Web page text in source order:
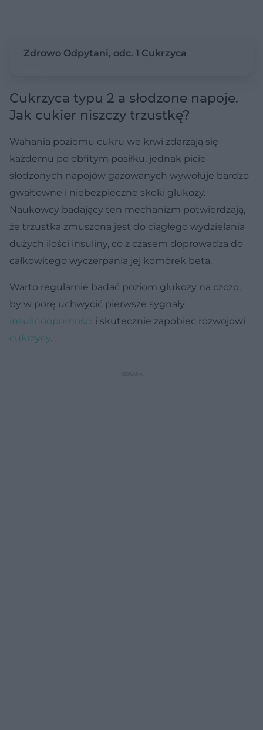
Zdrowo Odpytani, odc. 1 Cukrzyca
Cukrzyca typu 2 a słodzone napoje.
Jak cukier niszczy trzustkę?
Wahania poziomu cukru we krwi zdarzają się
każdemu po obfitym posiłku, jednak picie
słodzonych napojów gazowanych wywołuje bardzo
gwałtowne i niebezpieczne skoki glukozy.
Naukowcy badający ten mechanizm potwierdzają,
że trzustka zmuszona jest do ciągłego wydzielania
dużych ilości insuliny, co z czasem doprowadza do
całkowitego wyczerpania jej komórek beta.
Warto regularnie badać poziom glukozy na czczo,
by w porę uchwycić pierwsze sygnały
insulinooporności i skutecznie zapobiec rozwojowi
cukrzycy.